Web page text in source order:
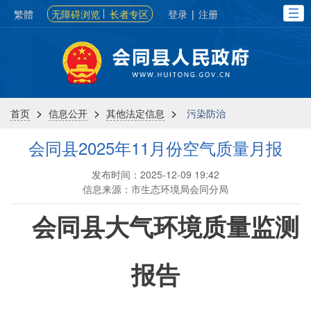
繁體 无障碍浏览 长者专区 登录 | 注册
首页 > 信息公开 > 其他法定信息 > 污染防治
会同县2025年11月份空气质量月报
发布时间：2025-12-09 19:42
信息来源：市生态环境局会同分局
会同县大气环境质量监测
报告